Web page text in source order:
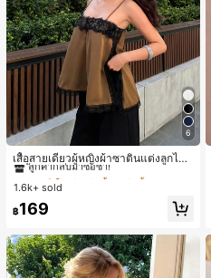
6
เสื้อสายเดี่ยวผู้หญิงผ้าซาตินแต่งลูกไม้
- เสื้อสายเดี่ยวฤดูร้อนสีคากีมีรอยผ่าด้า
นข้างที่น่าดึงดูดแบบสบายๆ
#1 ขายดี
ใน สีกากี เสื้อสตรี เสื้อเบลาส์ & Tee
ลูกค้ากลับมาซื้อซ้ำ!
220+ พูดว่า "คุณภาพเนื้อผ้าดี"
#1 ขายดี
ลูกค้ากลับมาซื้อซ้ำ!
220+ พูดว่า "คุณภาพเนื้อผ้าดี"
#1 ขายดี
ลูกค้ากลับมาซื้อซ้ำ!
220+ พูดว่า "คุณภาพเนื้อผ้าดี"
#1 ขายดี
ใน สีกากี เสื้อสตรี เสื้อเบลาส์ & Tee
220+ พูดว่า "คุณภาพเนื้อผ้าดี"
1.6k+ sold
฿169